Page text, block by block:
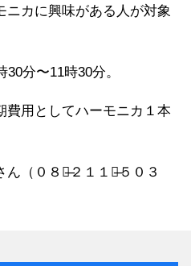
ニカに興味がある人が対象
分〜11時30分。
費用としてハーモニカ１本
（０８０̶２１１６̶５０３